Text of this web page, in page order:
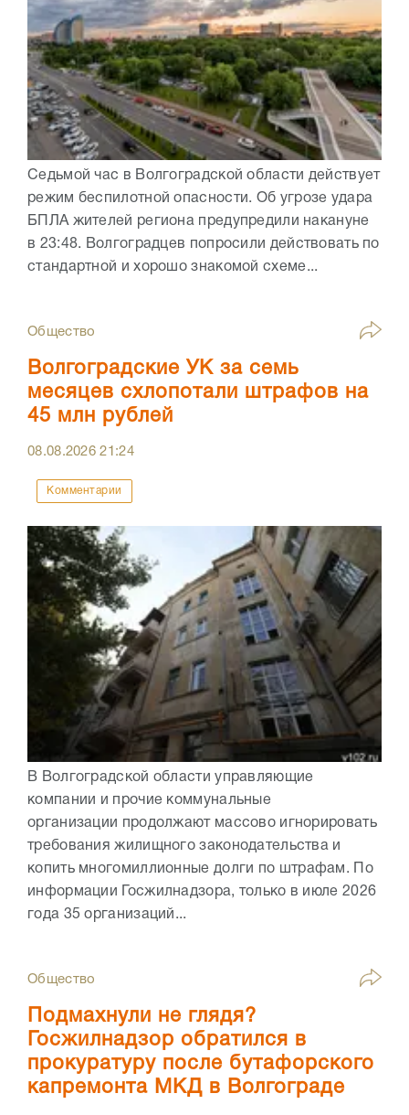
Седьмой час в Волгоградской области действует
режим беспилотной опасности. Об угрозе удара
БПЛА жителей региона предупредили накануне
в 23:48. Волгоградцев попросили действовать по
стандартной и хорошо знакомой схеме...
Общество
Волгоградские УК за семь
месяцев схлопотали штрафов на
45 млн рублей
08.08.202621:24
Комментарии
В Волгоградской области управляющие
компании и прочие коммунальные
организации продолжают массово игнорировать
требования жилищного законодательства и
копить многомиллионные долги по штрафам. По
информации Госжилнадзора, только в июле 2026
года 35 организаций...
Общество
Подмахнули не глядя?
Госжилнадзор обратился в
прокуратуру после бутафорского
капремонта МКД в Волгограде